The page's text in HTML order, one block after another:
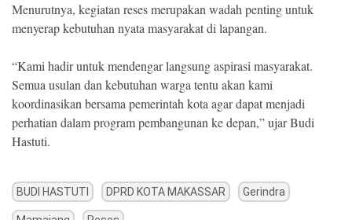
Menurutnya, kegiatan reses merupakan wadah penting untuk
menyerap kebutuhan nyata masyarakat di lapangan.
“Kami hadir untuk mendengar langsung aspirasi masyarakat.
Semua usulan dan kebutuhan warga tentu akan kami
koordinasikan bersama pemerintah kota agar dapat menjadi
perhatian dalam program pembangunan ke depan,” ujar Budi
Hastuti.
BUDI HASTUTI DPRD KOTA MAKASSAR Gerindra